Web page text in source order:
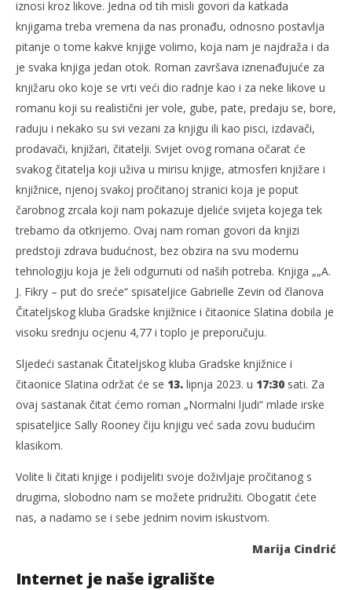
iznosi kroz likove. Jedna od tih misli govori da katkada
knjigama treba vremena da nas pronađu, odnosno postavlja
pitanje o tome kakve knjige volimo, koja nam je najdraža i da
je svaka knjiga jedan otok. Roman završava iznenađujuće za
knjižaru oko koje se vrti veći dio radnje kao i za neke likove u
romanu koji su realistični jer vole, gube, pate, predaju se, bore,
raduju i nekako su svi vezani za knjigu ili kao pisci, izdavači,
prodavači, knjižari, čitatelji. Svijet ovog romana očarat će
svakog čitatelja koji uživa u mirisu knjige, atmosferi knjižare i
knjižnice, njenoj svakoj pročitanoj stranici koja je poput
čarobnog zrcala koji nam pokazuje djeliće svijeta kojega tek
trebamo da otkrijemo. Ovaj nam roman govori da knjizi
predstoji zdrava budućnost, bez obzira na svu modernu
tehnologiju koja je želi odgurnuti od naših potreba. Knjiga „„A.
J. Fikry – put do sreće“ spisateljice Gabrielle Zevin od članova
Čitateljskog kluba Gradske knjižnice i čitaonice Slatina dobila je
visoku srednju ocjenu 4,77 i toplo je preporučuju.
Sljedeći sastanak Čitateljskog kluba Gradske knjižnice i
čitaonice Slatina održat će se 13. lipnja 2023. u 17:30 sati. Za
ovaj sastanak čitat ćemo roman „Normalni ljudi“ mlade irske
spisateljice Sally Rooney čiju knjigu već sada zovu budućim
klasikom.
Volite li čitati knjige i podijeliti svoje doživljaje pročitanog s
drugima, slobodno nam se možete pridružiti. Obogatit ćete
nas, a nadamo se i sebe jednim novim iskustvom.
Marija Cindrić
Internet je naše igralište